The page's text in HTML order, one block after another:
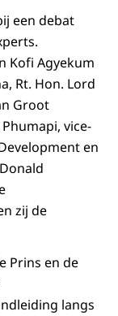
een debat
Kofi Agyekum
Rt. Hon. Lord
Groot
vice-
en
zij de
Prins en de
langs